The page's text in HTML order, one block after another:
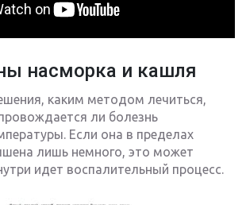
насморка и кашля
каким методом лечиться,
ли болезнь
Если она в пределах
лишь немного, это может
идет воспалительный процесс.